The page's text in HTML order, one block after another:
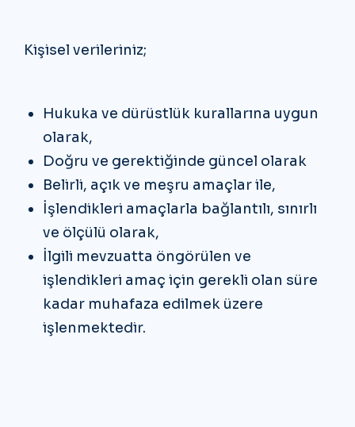
Kişisel verileriniz;
Hukuka ve dürüstlük kurallarına uygun
olarak,
Doğru ve gerektiğinde güncel olarak
Belirli, açık ve meşru amaçlar ile,
İşlendikleri amaçlarla bağlantılı, sınırlı
ve ölçülü olarak,
İlgili mevzuatta öngörülen ve
işlendikleri amaç için gerekli olan süre
kadar muhafaza edilmek üzere
işlenmektedir.